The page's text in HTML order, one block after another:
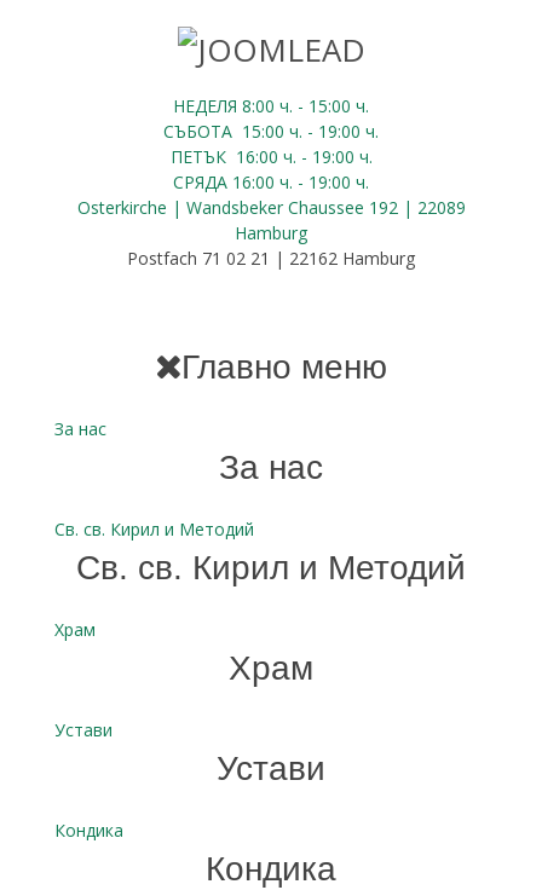
НЕДЕЛЯ 8:00 ч. - 15:00 ч.
СЪБОТА 15:00 ч. - 19:00 ч.
ПЕТЪК 16:00 ч. - 19:00 ч.
СРЯДА 16:00 ч. - 19:00 ч.
Osterkirche | Wandsbeker Chaussee 192 | 22089
Hamburg
Postfach 71 02 21 | 22162 Hamburg
Главно меню
За нас
За нас
Св. св. Кирил и Методий
Св. св. Кирил и Методий
Храм
Храм
Устави
Устави
Кондика
Кондика